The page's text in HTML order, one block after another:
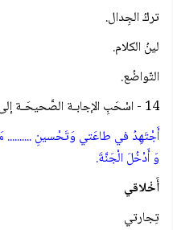
تركُ الجِدال.
لينُ الكلام.
التّواضُع.
14 - اسْحَبِ الإجابـة الصَّحيحَـة إلى الفَـراغ:
أَجْتَهِدُ في طاعَتي وَتَحْسينِ ..........
وَ أَدْخُلَ الْجَنَّةَ.
أَخْلاقي
تِجارتي